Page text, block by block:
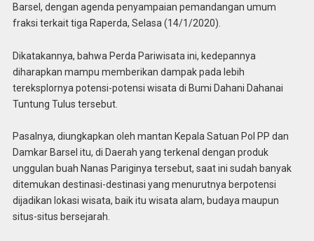
Barsel, dengan agenda penyampaian pemandangan umum
fraksi terkait tiga Raperda, Selasa (14/1/2020).
Dikatakannya, bahwa Perda Pariwisata ini, kedepannya
diharapkan mampu memberikan dampak pada lebih
tereksplornya potensi-potensi wisata di Bumi Dahani Dahanai
Tuntung Tulus tersebut.
Pasalnya, diungkapkan oleh mantan Kepala Satuan Pol PP dan
Damkar Barsel itu, di Daerah yang terkenal dengan produk
unggulan buah Nanas Pariginya tersebut, saat ini sudah banyak
ditemukan destinasi-destinasi yang menurutnya berpotensi
dijadikan lokasi wisata, baik itu wisata alam, budaya maupun
situs-situs bersejarah.